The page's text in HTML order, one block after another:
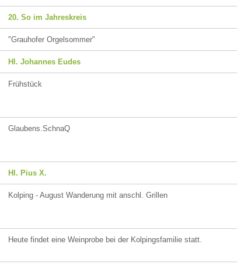
20. So im Jahreskreis
"Grauhofer Orgelsommer"
Hl. Johannes Eudes
Frühstück
Glaubens.SchnaQ
Hl. Pius X.
Kolping - August Wanderung mit anschl. Grillen
Heute findet eine Weinprobe bei der Kolpingsfamilie statt.